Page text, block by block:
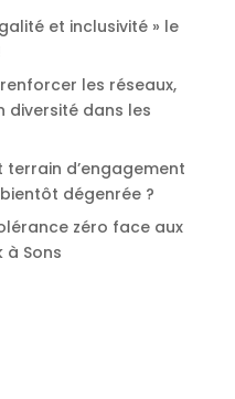
et inclusivité » le
les réseaux,
diversité dans les
terrain d’engagement
dégenrée ?
zéro face aux
à Sons